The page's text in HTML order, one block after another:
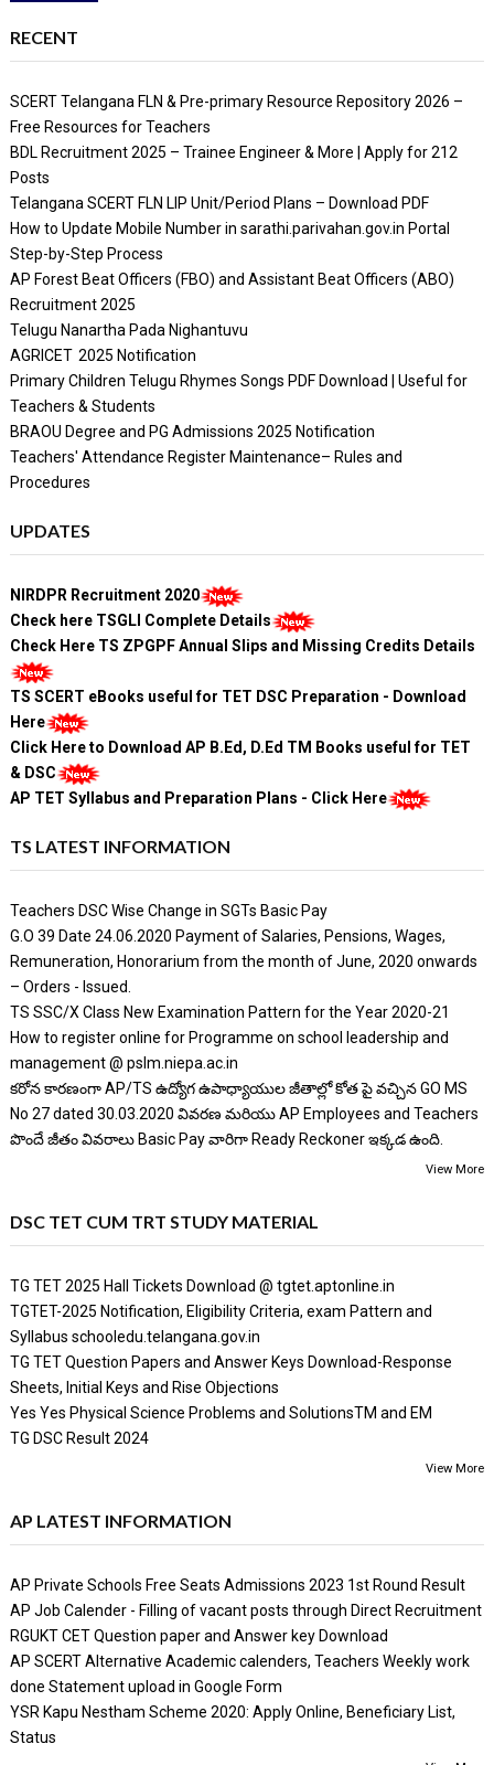
RECENT
SCERT Telangana FLN & Pre-primary Resource Repository 2026 –
Free Resources for Teachers
BDL Recruitment 2025 – Trainee Engineer & More | Apply for 212
Posts
Telangana SCERT FLN LIP Unit/Period Plans – Download PDF
How to Update Mobile Number in sarathi.parivahan.gov.in Portal
Step-by-Step Process
AP Forest Beat Officers (FBO) and Assistant Beat Officers (ABO)
Recruitment 2025
Telugu Nanartha Pada Nighantuvu
AGRICET 2025 Notification
Primary Children Telugu Rhymes Songs PDF Download | Useful for
Teachers & Students
BRAOU Degree and PG Admissions 2025 Notification
Teachers' Attendance Register Maintenance– Rules and
Procedures
UPDATES
NIRDPR Recruitment 2020
Check here TSGLI Complete Details
Check Here TS ZPGPF Annual Slips and Missing Credits Details
TS SCERT eBooks useful for TET DSC Preparation - Download
Here
Click Here to Download AP B.Ed, D.Ed TM Books useful for TET
& DSC
AP TET Syllabus and Preparation Plans - Click Here
TS LATEST INFORMATION
Teachers DSC Wise Change in SGTs Basic Pay
G.O 39 Date 24.06.2020 Payment of Salaries, Pensions, Wages,
Remuneration, Honorarium from the month of June, 2020 onwards
– Orders - Issued.
TS SSC/X Class New Examination Pattern for the Year 2020-21
How to register online for Programme on school leadership and
management @ pslm.niepa.ac.in
కరోన కారణంగా AP/TS ఉద్యోగ ఉపాధ్యాయుల జీతాల్లో కోత పై వచ్చిన GO MS
No 27 dated 30.03.2020 వివరణ మరియు AP Employees and Teachers
పొందే జీతం వివరాలు Basic Pay వారిగా Ready Reckoner ఇక్కడ ఉంది.
View More
DSC TET CUM TRT STUDY MATERIAL
TG TET 2025 Hall Tickets Download @ tgtet.aptonline.in
TGTET-2025 Notification, Eligibility Criteria, exam Pattern and
Syllabus schooledu.telangana.gov.in
TG TET Question Papers and Answer Keys Download-Response
Sheets, Initial Keys and Rise Objections
Yes Yes Physical Science Problems and SolutionsTM and EM
TG DSC Result 2024
View More
AP LATEST INFORMATION
AP Private Schools Free Seats Admissions 2023 1st Round Result
AP Job Calender - Filling of vacant posts through Direct Recruitment
RGUKT CET Question paper and Answer key Download
AP SCERT Alternative Academic calenders, Teachers Weekly work
done Statement upload in Google Form
YSR Kapu Nestham Scheme 2020: Apply Online, Beneficiary List,
Status